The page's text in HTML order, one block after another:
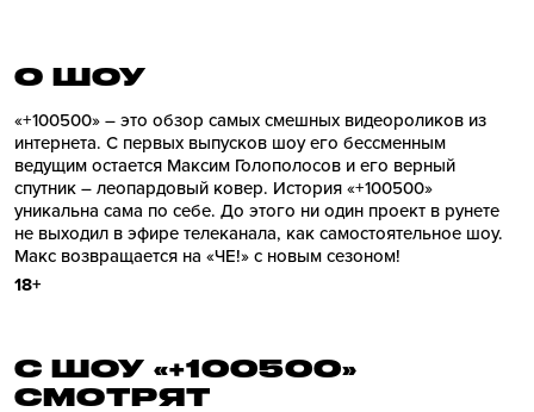
О ШОУ
«+100500» – это обзор самых смешных видеороликов из
интернета. С первых выпусков шоу его бессменным
ведущим остается Максим Голополосов и его верный
спутник – леопардовый ковер. История «+100500»
уникальна сама по себе. До этого ни один проект в рунете
не выходил в эфире телеканала, как самостоятельное шоу.
Макс возвращается на «ЧЕ!» с новым сезоном!
18+
С ШОУ «+100500»
СМОТРЯТ